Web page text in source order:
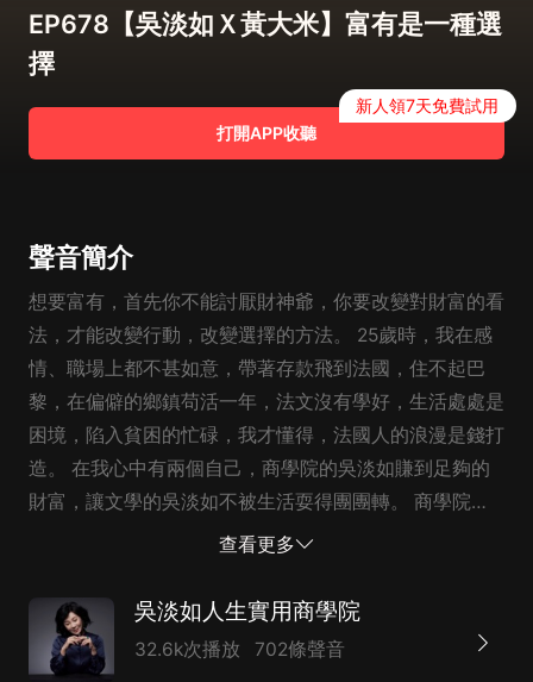
EP678【吳淡如Ｘ黃大米】富有是一種選
擇
打開APP收聽
新人領7天免費試用
聲音簡介
想要富有，首先你不能討厭財神爺，你要改變對財富的看
法，才能改變行動，改變選擇的方法。 25歲時，我在感
情、職場上都不甚如意，帶著存款飛到法國，住不起巴
黎，在偏僻的鄉鎮苟活一年，法文沒有學好，生活處處是
困境，陷入貧困的忙碌，我才懂得，法國人的浪漫是錢打
造。 在我心中有兩個自己，商學院的吳淡如賺到足夠的
財富，讓文學的吳淡如不被生活耍得團團轉。 商學院是
建立原則，看清楚核心，有商業腦，你就不會以小博大的
《人生人生實用商學院》談的是概念，這本《人生實用商
學院2：富有是一種選擇》則是應用，從買房、選股到因
應通膨怪獸，建立你商學院的思考迴路與大腦，做出富有
查看更多
吳淡如人生實用商學院
32.6k次播放 702條聲音